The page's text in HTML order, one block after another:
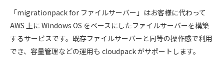
「migrationpack for ファイルサーバー」はお客様に代わって
AWS 上に Windows OS をベースにしたファイルサーバーを構築
するサービスです。既存ファイルサーバーと同等の操作感で利用
でき、容量管理などの運用も cloudpack がサポートします。